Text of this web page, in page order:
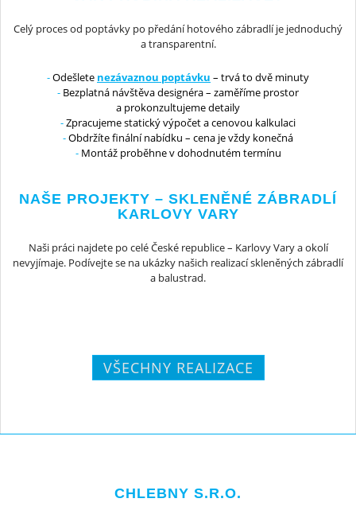
Celý proces od poptávky po předání hotového zábradlí je jednoduchý
a transparentní.
Odešlete nezávaznou poptávku – trvá to dvě minuty
Bezplatná návštěva designéra – zaměříme prostor
a prokonzultujeme detaily
Zpracujeme statický výpočet a cenovou kalkulaci
Obdržíte finální nabídku – cena je vždy konečná
Montáž proběhne v dohodnutém termínu
NAŠE PROJEKTY – SKLENĚNÉ ZÁBRADLÍ
KARLOVY VARY
Naši práci najdete po celé České republice – Karlovy Vary a okolí
nevyjímaje. Podívejte se na ukázky našich realizací skleněných zábradlí
a balustrad.
VŠECHNY REALIZACE
CHLEBNY S.R.O.